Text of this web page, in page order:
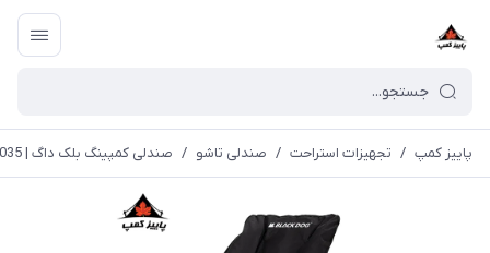
پاییز کمپ / تجهیزات استراحت / صندلی تاشو / صندلی کمپینگ بلک داگ | CBD2550JJ035